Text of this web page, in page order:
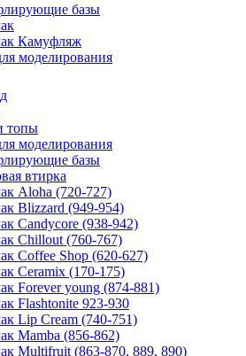
базы
Камуфляж
моделирования
топы
моделирования
базы
втирка
Aloha (720-727)
Blizzard (949-954)
Candycore (938-942)
Chillout (760-767)
Coffee Shop (620-627)
Ceramix (170-175)
Forever young (874-881)
Flashtonite 923-930
Lip Cream (740-751)
Mamba (856-862)
Multifruit (863-870, 889, 890)